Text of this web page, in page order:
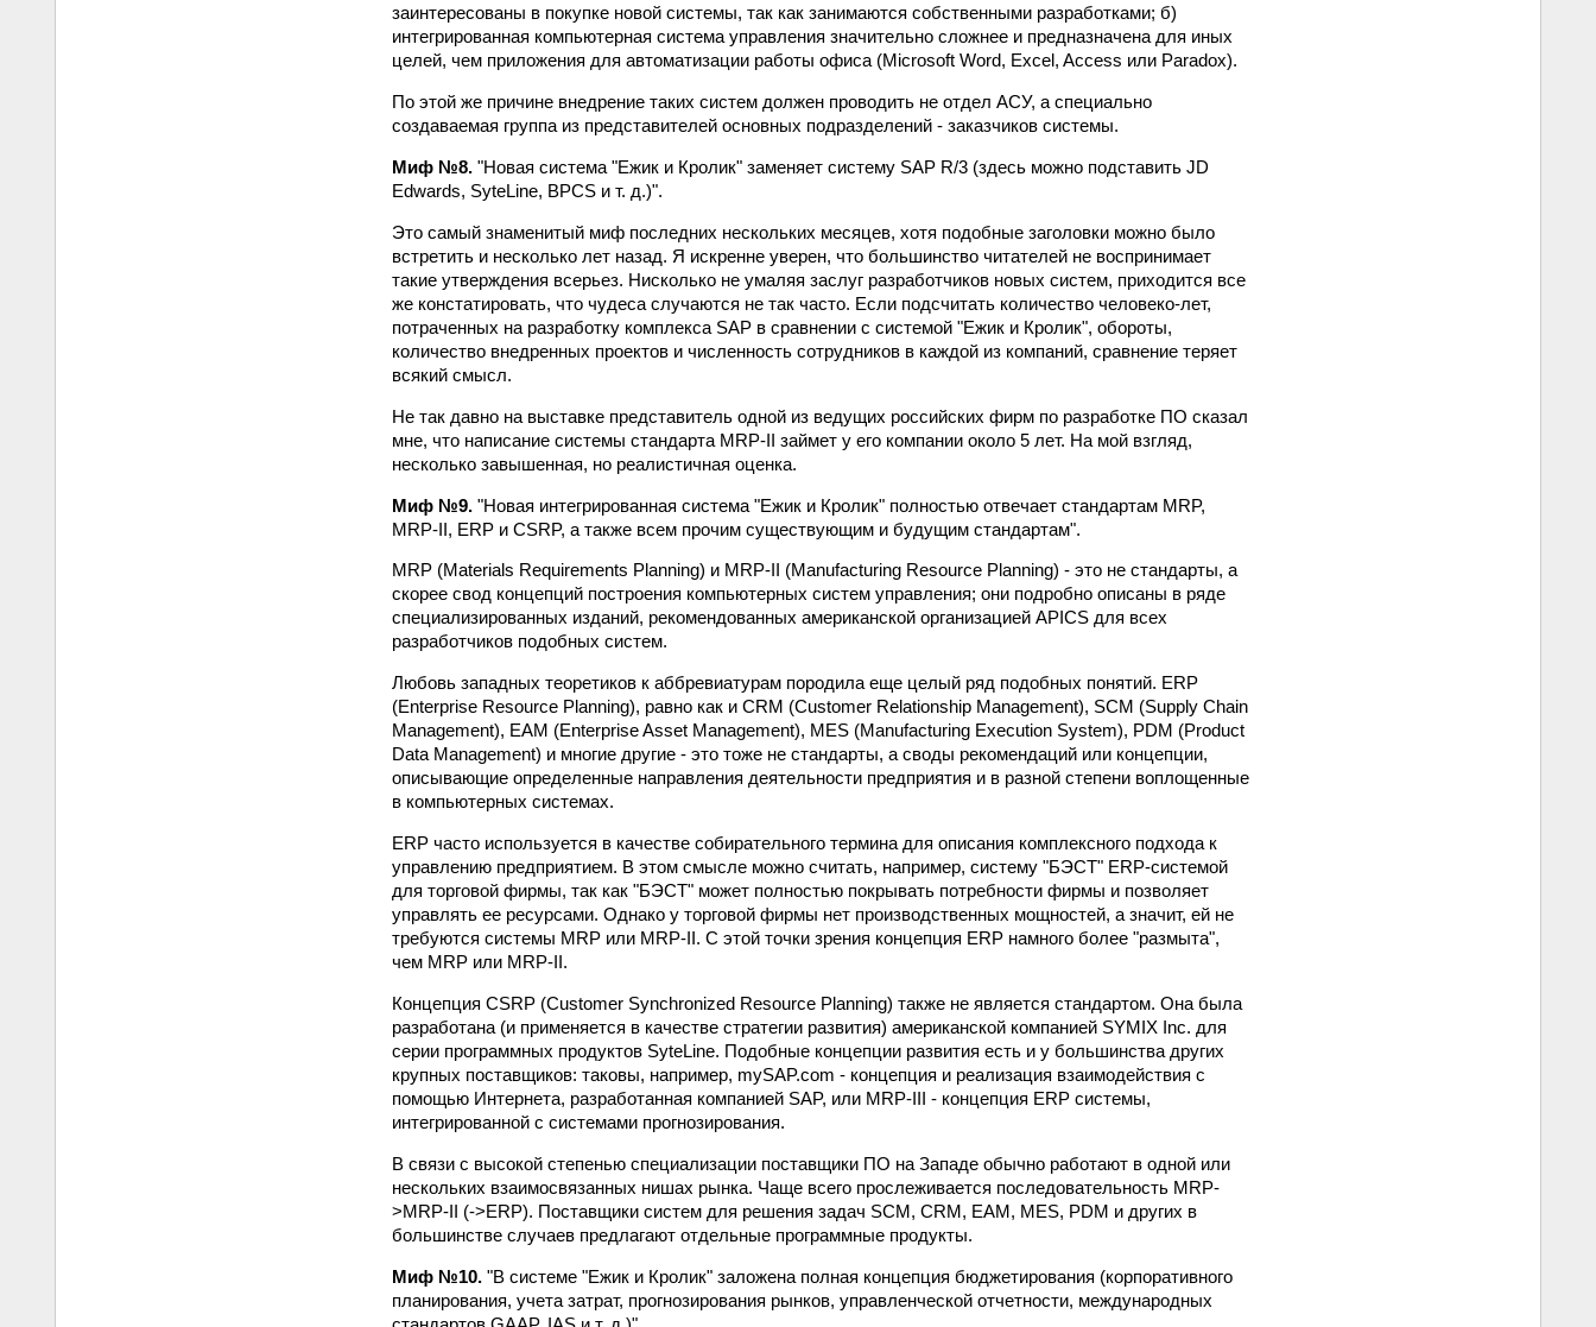
заинтересованы в покупке новой системы, так как занимаются собственными разработками; б)
интегрированная компьютерная система управления значительно сложнее и предназначена для иных
целей, чем приложения для автоматизации работы офиса (Microsoft Word, Excel, Access или Paradox).
По этой же причине внедрение таких систем должен проводить не отдел АСУ, а специально
создаваемая группа из представителей основных подразделений - заказчиков системы.
Миф №8. "Новая система "Ежик и Кролик" заменяет систему SAP R/3 (здесь можно подставить JD
Edwards, SyteLine, BPCS и т. д.)".
Это самый знаменитый миф последних нескольких месяцев, хотя подобные заголовки можно было
встретить и несколько лет назад. Я искренне уверен, что большинство читателей не воспринимает
такие утверждения всерьез. Нисколько не умаляя заслуг разработчиков новых систем, приходится все
же констатировать, что чудеса случаются не так часто. Если подсчитать количество человеко-лет,
потраченных на разработку комплекса SAP в сравнении с системой "Ежик и Кролик", обороты,
количество внедренных проектов и численность сотрудников в каждой из компаний, сравнение теряет
всякий смысл.
Не так давно на выставке представитель одной из ведущих российских фирм по разработке ПО сказал
мне, что написание системы стандарта MRP-II займет у его компании около 5 лет. На мой взгляд,
несколько завышенная, но реалистичная оценка.
Миф №9. "Новая интегрированная система "Ежик и Кролик" полностью отвечает стандартам MRP,
MRP-II, ERP и CSRP, а также всем прочим существующим и будущим стандартам".
MRP (Materials Requirements Planning) и MRP-II (Manufacturing Resource Planning) - это не стандарты, а
скорее свод концепций построения компьютерных систем управления; они подробно описаны в ряде
специализированных изданий, рекомендованных американской организацией APICS для всех
разработчиков подобных систем.
Любовь западных теоретиков к аббревиатурам породила еще целый ряд подобных понятий. ERP
(Enterprise Resource Planning), равно как и CRM (Customer Relationship Management), SCM (Supply Chain
Management), EAM (Enterprise Asset Management), MES (Manufacturing Execution System), PDM (Product
Data Management) и многие другие - это тоже не стандарты, а своды рекомендаций или концепции,
описывающие определенные направления деятельности предприятия и в разной степени воплощенные
в компьютерных системах.
ERP часто используется в качестве собирательного термина для описания комплексного подхода к
управлению предприятием. В этом смысле можно считать, например, систему "БЭСТ" ERP-системой
для торговой фирмы, так как "БЭСТ" может полностью покрывать потребности фирмы и позволяет
управлять ее ресурсами. Однако у торговой фирмы нет производственных мощностей, а значит, ей не
требуются системы MRP или MRP-II. С этой точки зрения концепция ERP намного более "размыта",
чем MRP или MRP-II.
Концепция CSRP (Customer Synchronized Resource Planning) также не является стандартом. Она была
разработана (и применяется в качестве стратегии развития) американской компанией SYMIX Inc. для
серии программных продуктов SyteLine. Подобные концепции развития есть и у большинства других
крупных поставщиков: таковы, например, mySAP.com - концепция и реализация взаимодействия с
помощью Интернета, разработанная компанией SAP, или MRP-III - концепция ERP системы,
интегрированной с системами прогнозирования.
В связи с высокой степенью специализации поставщики ПО на Западе обычно работают в одной или
нескольких взаимосвязанных нишах рынка. Чаще всего прослеживается последовательность MRP-
>MRP-II (->ERP). Поставщики систем для решения задач SCM, CRM, EAM, MES, PDM и других в
большинстве случаев предлагают отдельные программные продукты.
Миф №10. "В системе "Ежик и Кролик" заложена полная концепция бюджетирования (корпоративного
планирования, учета затрат, прогнозирования рынков, управленческой отчетности, международных